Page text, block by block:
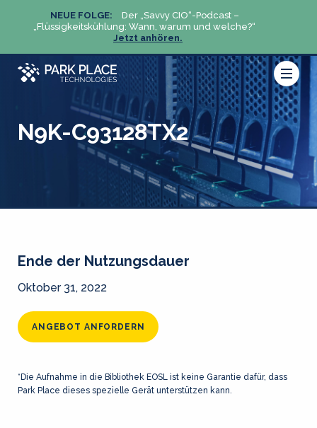
NEUE FOLGE:
Der „Savvy CIO“-Podcast –
„Flüssigkeitskühlung: Wann, warum und welche?“
Jetzt anhören.
N9K-C93128TX2
Ende der Nutzungsdauer
Oktober 31, 2022
ANGEBOT ANFORDERN
*Die Aufnahme in die Bibliothek EOSL ist keine Garantie dafür, dass
Park Place dieses spezielle Gerät unterstützen kann.